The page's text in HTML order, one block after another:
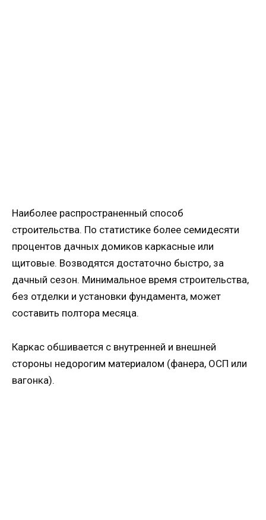
Наиболее распространенный способ
строительства. По статистике более семидесяти
процентов дачных домиков каркасные или
щитовые. Возводятся достаточно быстро, за
дачный сезон. Минимальное время строительства,
без отделки и установки фундамента, может
составить полтора месяца.
Каркас обшивается с внутренней и внешней
стороны недорогим материалом (фанера, ОСП или
вагонка).